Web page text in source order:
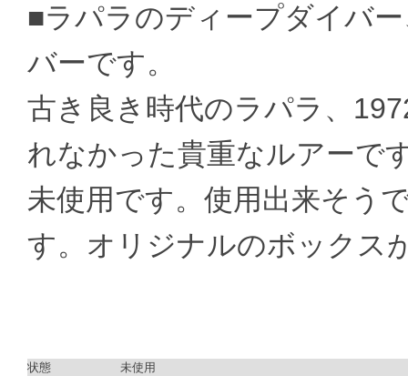
■ラパラのディープダイバ
バーです。
古き良き時代のラパラ、
れなかった貴重なルアーで
未使用です。使用出来そう
す。オリジナルのボックス
状態
未使用